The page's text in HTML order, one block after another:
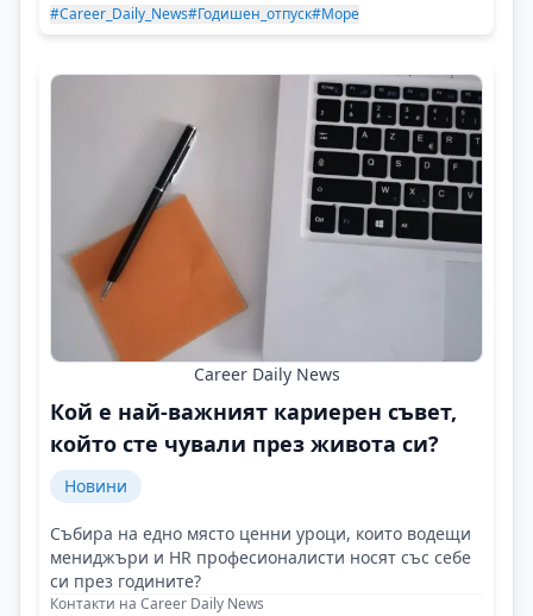
#Career_Daily_News#Годишен_отпуск#Море
Career Daily News
Кой е най-важният кариерен съвет,
който сте чували през живота си?
Новини
Събира на едно място ценни уроци, които водещи
мениджъри и HR професионалисти носят със себе
си през годините?
Контакти на Career Daily News